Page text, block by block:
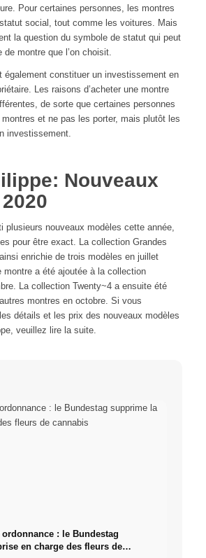
Pour certaines personnes, les montres
social, tout comme les voitures. Mais
la question du symbole de statut qui peut
de montre que l’on choisit.
également constituer un investissement en
Les raisons d’acheter une montre
de sorte que certaines personnes
et ne pas les porter, mais plutôt les
investissement.
Nouveaux
plusieurs nouveaux modèles cette année,
pour être exact. La collection Grandes
enrichie de trois modèles en juillet
montre a été ajoutée à la collection
La collection Twenty~4a ensuite été
montres en octobre. Si vous
détails et les prix des nouveaux modèles
veuillez lire la suite.
: le Bundestag
en charge des fleurs de